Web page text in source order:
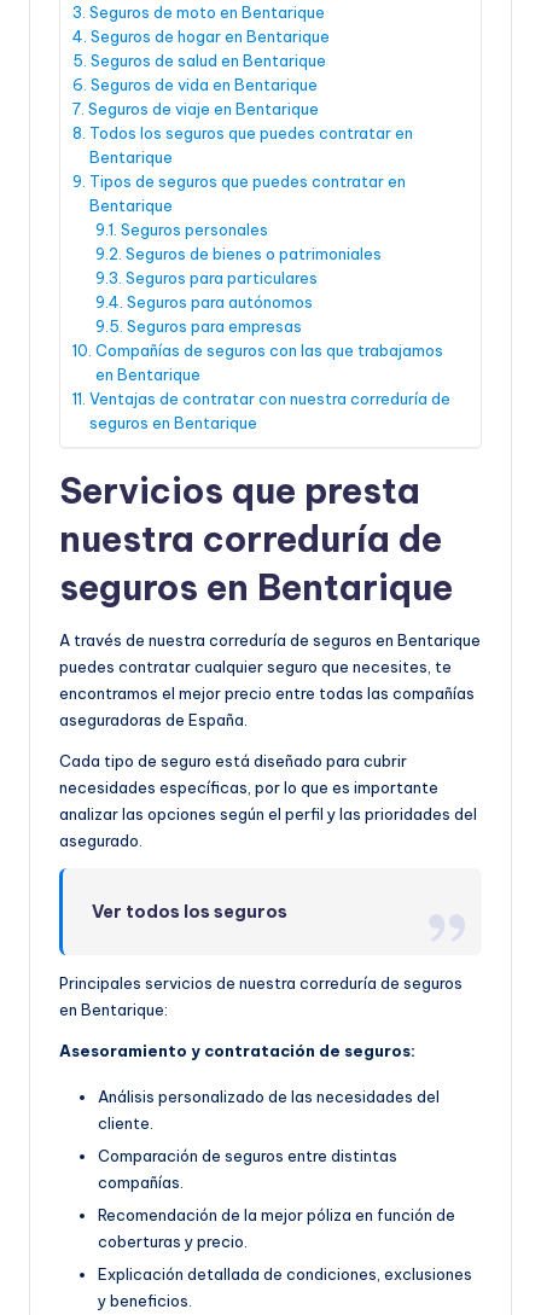
Seguros de moto en Bentarique
Seguros de hogar en Bentarique
Seguros de salud en Bentarique
Seguros de vida en Bentarique
Seguros de viaje en Bentarique
Todos los seguros que puedes contratar en
Bentarique
Tipos de seguros que puedes contratar en
Bentarique
Seguros personales
Seguros de bienes o patrimoniales
Seguros para particulares
Seguros para autónomos
Seguros para empresas
Compañías de seguros con las que trabajamos
en Bentarique
Ventajas de contratar con nuestra correduría de
seguros en Bentarique
Servicios que presta
nuestra correduría de
seguros en Bentarique
A través de nuestra correduría de seguros en Bentarique
puedes contratar cualquier seguro que necesites, te
encontramos el mejor precio entre todas las compañías
aseguradoras de España.
Cada tipo de seguro está diseñado para cubrir
necesidades específicas, por lo que es importante
analizar las opciones según el perfil y las prioridades del
asegurado.
Ver todos los seguros
Principales servicios de nuestra correduría de seguros
en Bentarique:
Asesoramiento y contratación de seguros:
Análisis personalizado de las necesidades del
cliente.
Comparación de seguros entre distintas
compañías.
Recomendación de la mejor póliza en función de
coberturas y precio.
Explicación detallada de condiciones, exclusiones
y beneficios.